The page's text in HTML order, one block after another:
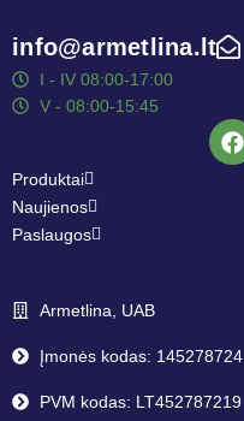
Armetlina, UAB
Įmonės kodas: 145278724
PVM kodas: LT452787219
Produktai
Naujienos
Paslaugos
info@armetlina.lt
I - IV 08:00-17:00
V - 08:00-15:45